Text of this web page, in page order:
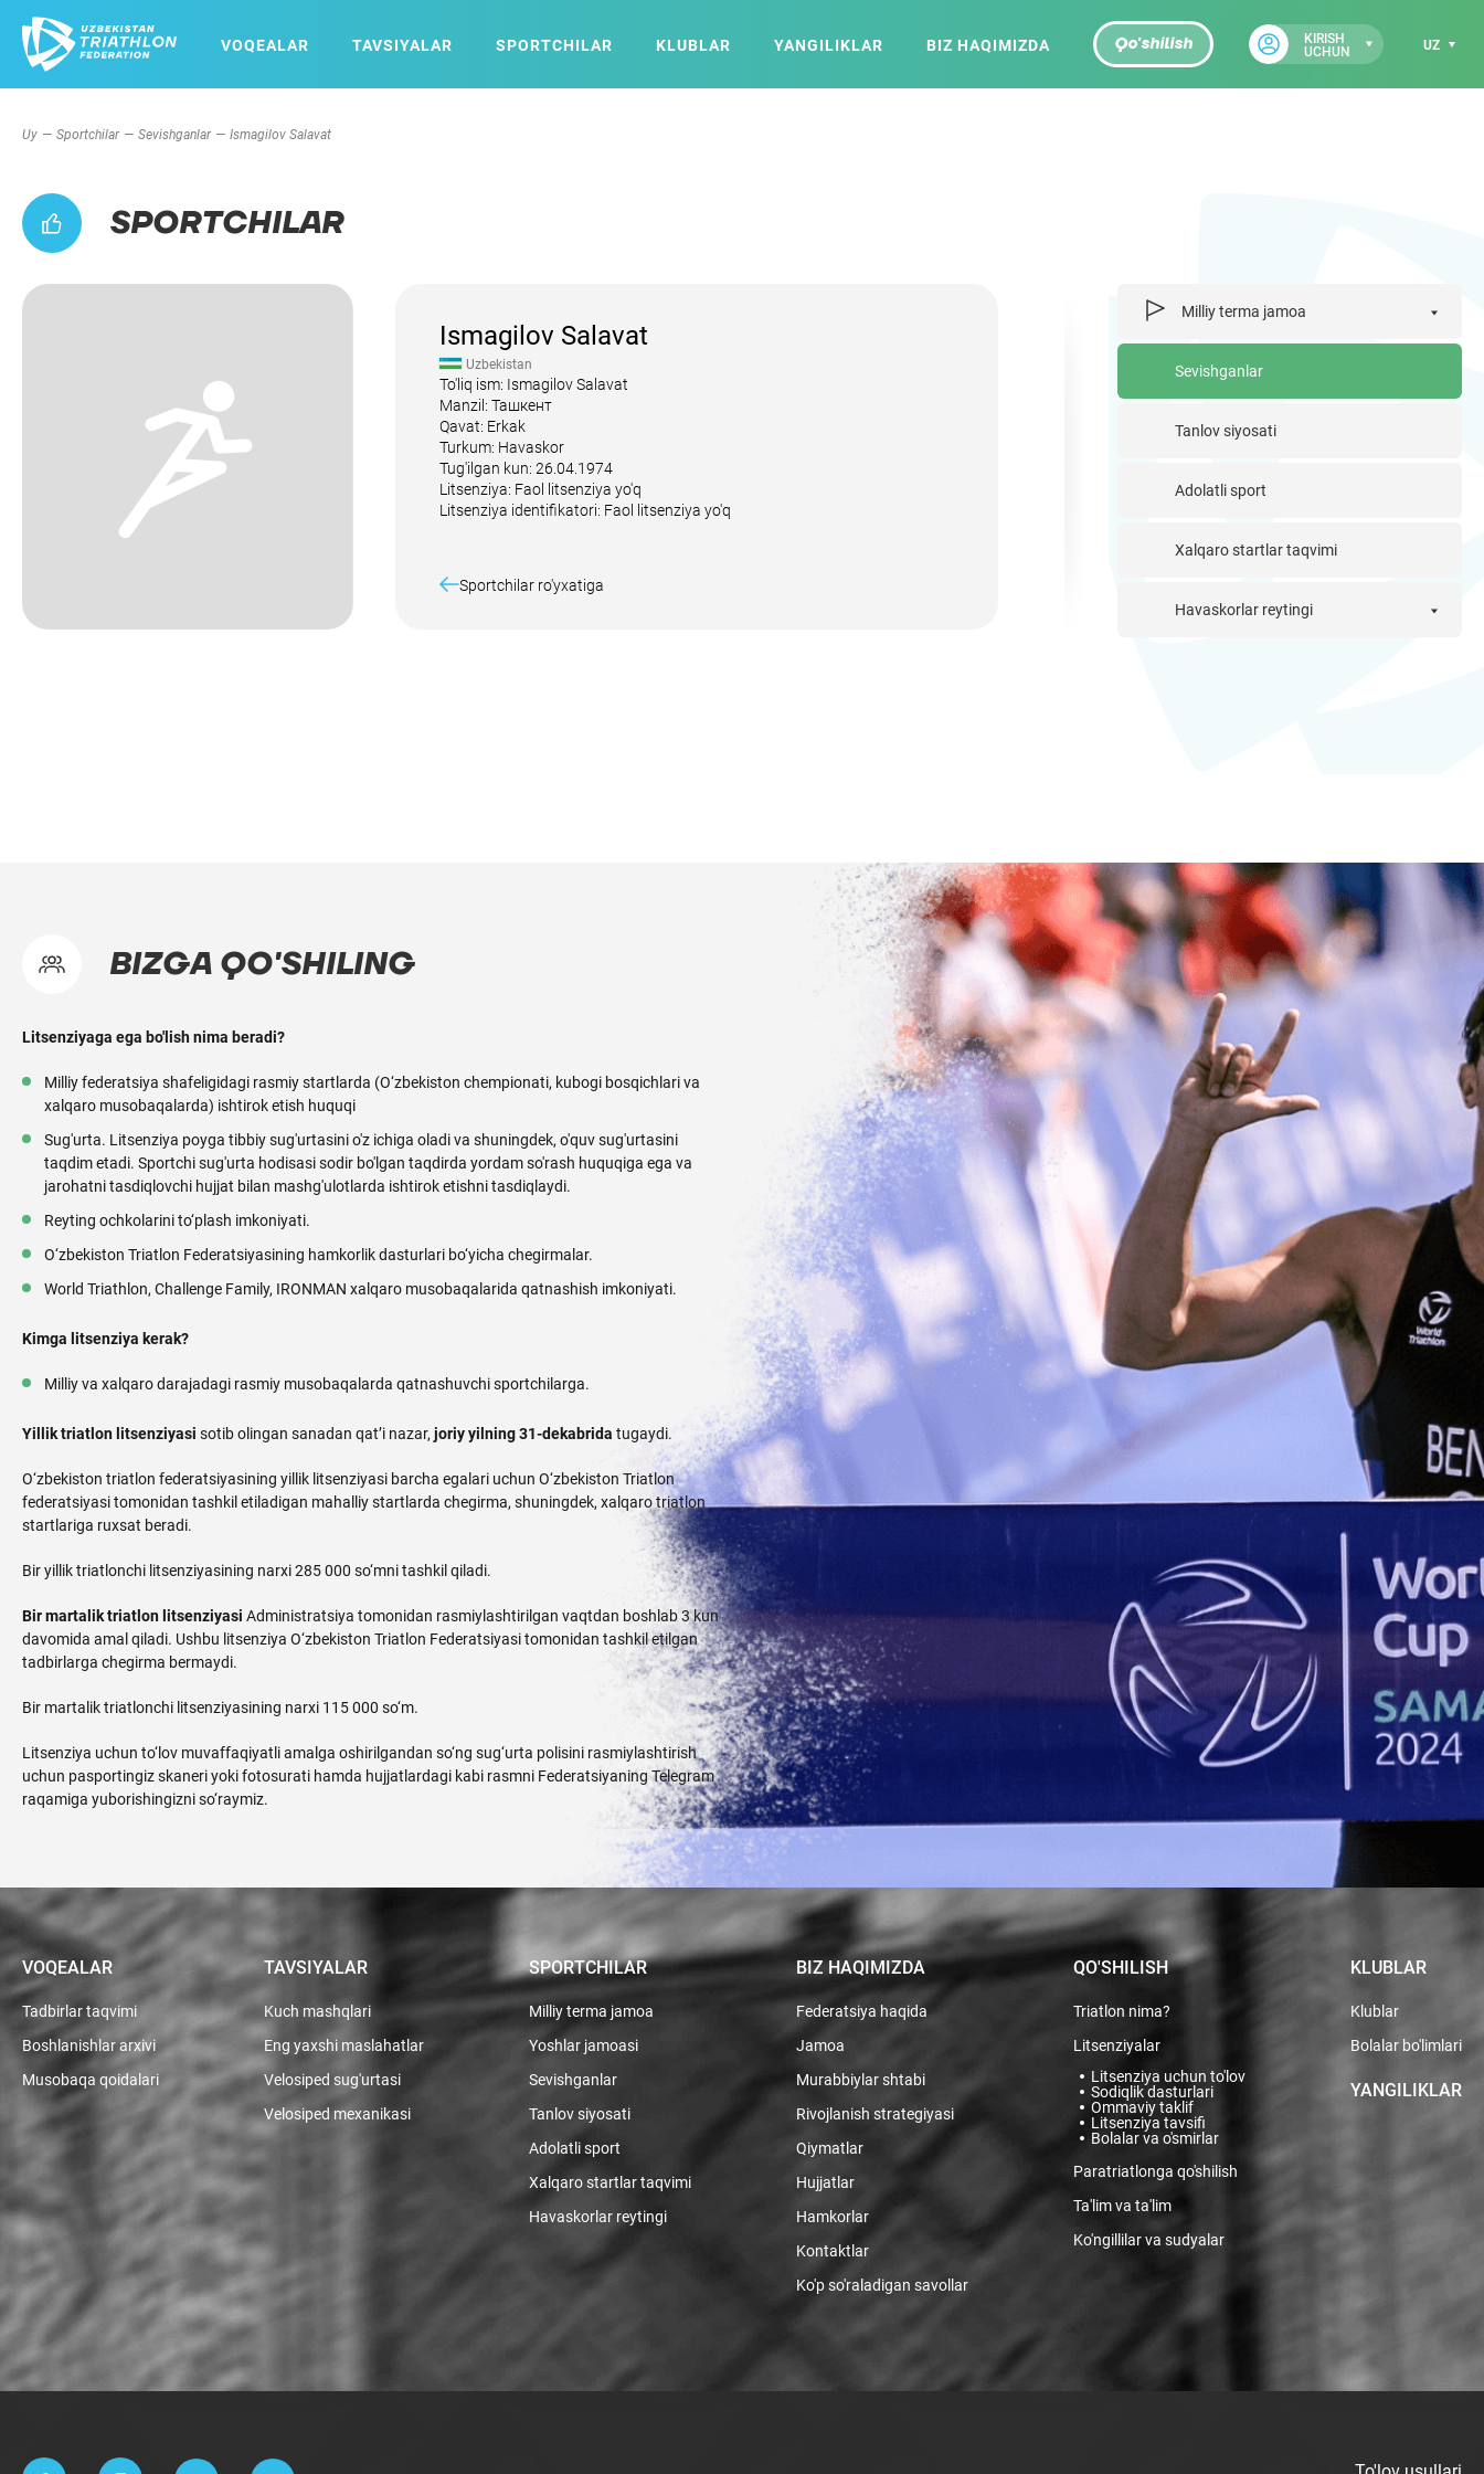
VOQEALAR TAVSIYALAR SPORTCHILAR KLUBLAR YANGILIKLAR BIZ HAQIMIZDA Qo'shilish KIRISH
UCHUN UZ
Uy Sportchilar Sevishganlar Ismagilov Salavat
SPORTCHILAR
Ismagilov Salavat
Uzbekistan
To'liq ism: Ismagilov Salavat
Manzil: Ташкент
Qavat: Erkak
Turkum: Havaskor
Tug'ilgan kun: 26.04.1974
Litsenziya: Faol litsenziya yo'q
Litsenziya identifikatori: Faol litsenziya yo'q
Sportchilar ro'yxatiga
Milliy terma jamoa
Sevishganlar
Tanlov siyosati
Adolatli sport
Xalqaro startlar taqvimi
Havaskorlar reytingi
BIZGA QO'SHILING
Litsenziyaga ega bo'lish nima beradi?
Milliy federatsiya shafeligidagi rasmiy startlarda (O‘zbekiston chempionati, kubogi bosqichlari va
xalqaro musobaqalarda) ishtirok etish huquqi
Sug'urta. Litsenziya poyga tibbiy sug'urtasini o'z ichiga oladi va shuningdek, o'quv sug'urtasini
taqdim etadi. Sportchi sug'urta hodisasi sodir bo'lgan taqdirda yordam so'rash huquqiga ega va
jarohatni tasdiqlovchi hujjat bilan mashg'ulotlarda ishtirok etishni tasdiqlaydi.
Reyting ochkolarini to‘plash imkoniyati.
O‘zbekiston Triatlon Federatsiyasining hamkorlik dasturlari bo‘yicha chegirmalar.
World Triathlon, Challenge Family, IRONMAN xalqaro musobaqalarida qatnashish imkoniyati.
Kimga litsenziya kerak?
Milliy va xalqaro darajadagi rasmiy musobaqalarda qatnashuvchi sportchilarga.
Yillik triatlon litsenziyasi sotib olingan sanadan qat’i nazar, joriy yilning 31-dekabrida tugaydi.
O‘zbekiston triatlon federatsiyasining yillik litsenziyasi barcha egalari uchun O‘zbekiston Triatlon
federatsiyasi tomonidan tashkil etiladigan mahalliy startlarda chegirma, shuningdek, xalqaro triatlon
startlariga ruxsat beradi.
Bir yillik triatlonchi litsenziyasining narxi 285 000 so‘mni tashkil qiladi.
Bir martalik triatlon litsenziyasi Administratsiya tomonidan rasmiylashtirilgan vaqtdan boshlab 3 kun
davomida amal qiladi. Ushbu litsenziya O‘zbekiston Triatlon Federatsiyasi tomonidan tashkil etilgan
tadbirlarga chegirma bermaydi.
Bir martalik triatlonchi litsenziyasining narxi 115 000 so‘m.
Litsenziya uchun to‘lov muvaffaqiyatli amalga oshirilgandan so‘ng sug‘urta polisini rasmiylashtirish
uchun pasportingiz skaneri yoki fotosurati hamda hujjatlardagi kabi rasmni FederatsiyaningTelegram
raqamiga yuborishingizni so‘raymiz.
VOQEALAR
Tadbirlar taqvimi
Boshlanishlar arxivi
Musobaqa qoidalari
TAVSIYALAR
Kuch mashqlari
Eng yaxshi maslahatlar
Velosiped sug'urtasi
Velosiped mexanikasi
SPORTCHILAR
Milliy terma jamoa
Yoshlar jamoasi
Sevishganlar
Tanlov siyosati
Adolatli sport
Xalqaro startlar taqvimi
Havaskorlar reytingi
BIZ HAQIMIZDA
Federatsiya haqida
Jamoa
Murabbiylar shtabi
Rivojlanish strategiyasi
Qiymatlar
Hujjatlar
Hamkorlar
Kontaktlar
Ko'p so'raladigan savollar
QO'SHILISH
Triatlon nima?
Litsenziyalar
Litsenziya uchun to'lov
Sodiqlik dasturlari
Ommaviy taklif
Litsenziya tavsifi
Bolalar va o'smirlar
Paratriatlonga qo'shilish
Ta'lim va ta'lim
Ko'ngillilar va sudyalar
KLUBLAR
Klublar
Bolalar bo'limlari
YANGILIKLAR